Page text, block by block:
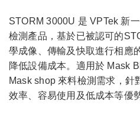
STORM 3000U 是 VPTek 新
檢測產品，基於已被認可的
學成像、傳輸及快取進行相應
降低設備成本。適用於 Mask
Mask shop 來料檢測需求，針
效率、容易使用及低成本等優